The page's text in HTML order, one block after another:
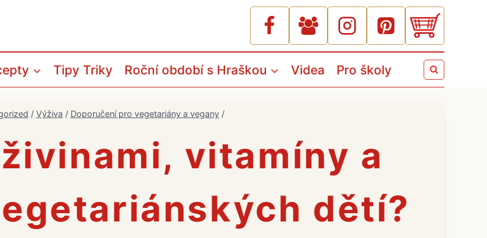
Tipy Triky Roční období s Hraškou Videa Pro školy
/ Výživa / Doporučení pro vegetariány a vegany /
vitamíny a
dětí?